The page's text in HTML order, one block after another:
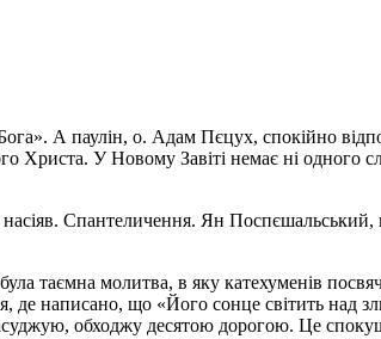
А паулін, о. Адам Пєцух, спокійно
У Новому Завіті немає ні одного
Спантеличення. Ян Поспєшальський,
таємна молитва, в яку катехуменів
де написано, що «Його сонце світить над
обходжу десятою дорогою. Це